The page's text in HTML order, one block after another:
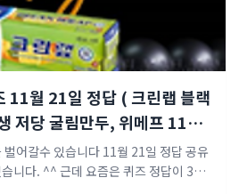
11월 21일 정답 ( 크린랩 블랙
저당 굴림만두, 위메프 11월
효소 )
어갈수 있습니다 11월 21일 정답 공유
니다. ^^ 근데 요즘은 퀴즈 정답이 30분